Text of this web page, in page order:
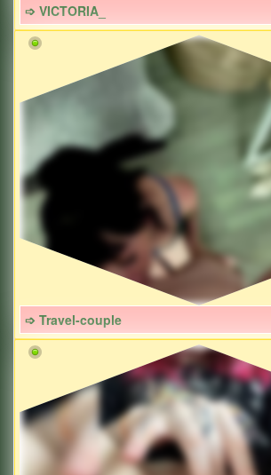
➩ VICTORIA_
➩ Travel-couple